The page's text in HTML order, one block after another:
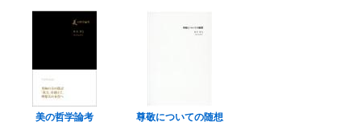
美の哲学論考 尊敬についての随想